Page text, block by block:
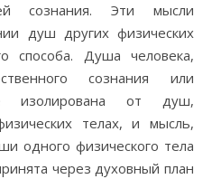
сознания. Эти мысли
душ других физических
способа. Душа человека,
сознания или
изолирована от душ,
телах, и мысль,
одного физического тела
через духовный план